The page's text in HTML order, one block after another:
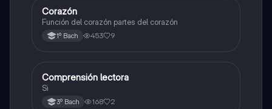
Otros
Corazón
Función del corazón partes del corazón
1º Bach 453 9
Otros
Comprensión lectora
Si
3º Bach 168 2